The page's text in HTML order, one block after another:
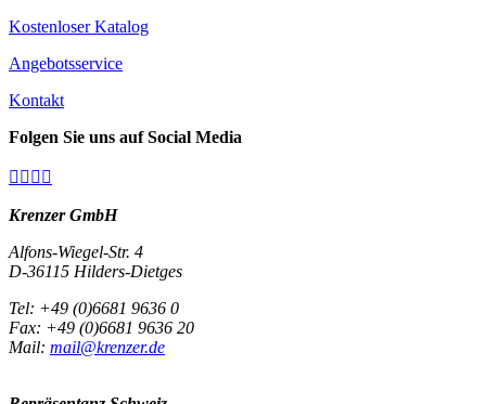
Kostenloser Katalog
Angebotsservice
Kontakt
Folgen Sie uns auf Social Media
   
Krenzer GmbH
Alfons-Wiegel-Str. 4
D-36115 Hilders-Dietges
Tel: +49 (0)6681 9636 0
Fax: +49 (0)6681 9636 20
Mail: mail@krenzer.de